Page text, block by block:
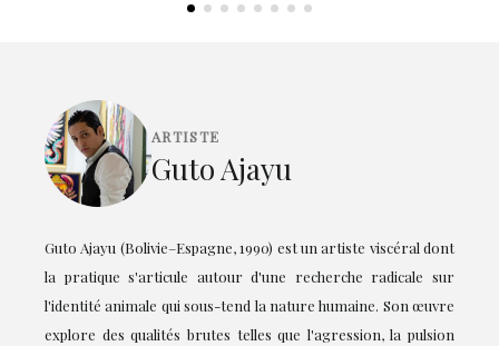
ARTISTE
Guto Ajayu
Guto Ajayu (Bolivie–Espagne, 1990) est un artiste viscéral dont
la pratique s'articule autour d'une recherche radicale sur
l'identité animale qui sous-tend la nature humaine. Son œuvre
explore des qualités brutes telles que l'agression, la pulsion